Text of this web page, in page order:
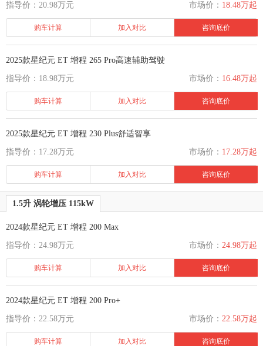
指导价：20.98万元 市场价： 18.48万起
购车计算 加入对比 咨询底价
2025款星纪元 ET 增程 265 Pro高速辅助驾驶
指导价：18.98万元 市场价： 16.48万起
购车计算 加入对比 咨询底价
2025款星纪元 ET 增程 230 Plus舒适智享
指导价：17.28万元 市场价： 17.28万起
购车计算 加入对比 咨询底价
1.5升 涡轮增压 115kW
2024款星纪元 ET 增程 200 Max
指导价：24.98万元 市场价： 24.98万起
购车计算 加入对比 咨询底价
2024款星纪元 ET 增程 200 Pro+
指导价：22.58万元 市场价： 22.58万起
购车计算 加入对比 咨询底价